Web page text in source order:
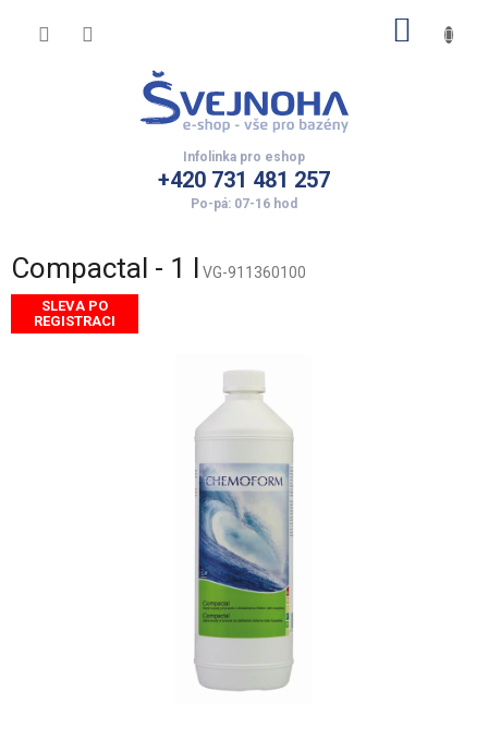
+420 731 481 257
Compactal - 1 l VG-911360100
SLEVA PO
REGISTRACI